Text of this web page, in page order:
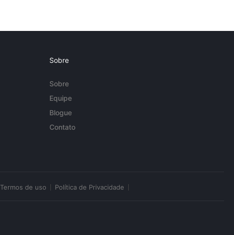
Sobre
Sobre
Equipe
Blogue
Contato
Termos de uso Política de Privacidade